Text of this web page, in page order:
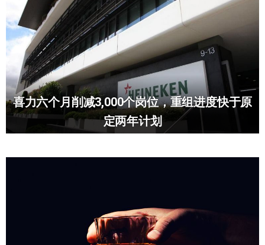
喜力六个月削减3,000个岗位，重组进度快于原
定两年计划